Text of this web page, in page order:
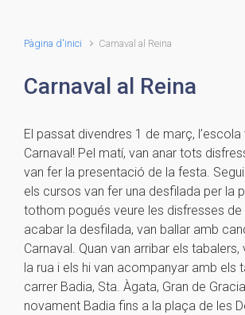
Pàgina d'inici Carnaval al Reina
Carnaval al Reina
El passat divendres 1 de març,
Carnaval! Pel matí, van anar tots
van fer la presentació de la festa.
els cursos van fer una desfilada per la
tothom pogués veure les disfresses de
acabar la desfilada, van ballar amb
Carnaval. Quan van arribar els
la rua i els hi van acompanyar amb els
carrer Badia, Sta. Àgata, Gran de
novament Badia fins a la plaça de les